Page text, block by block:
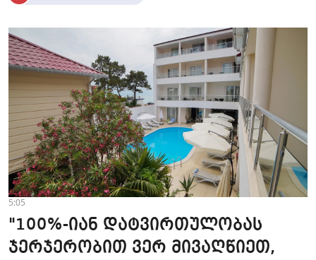
5:05
"100%-იან დატვირთულობას
ჯერჯერობით ვერ მივაღწიეთ,